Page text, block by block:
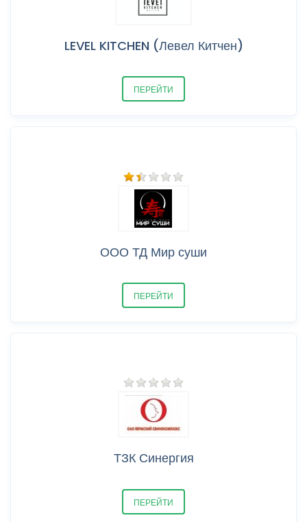
LEVEL KITCHEN (Левел Китчен)
ПЕРЕЙТИ
ООО ТД Мир суши
ПЕРЕЙТИ
ТЗК Синергия
ПЕРЕЙТИ